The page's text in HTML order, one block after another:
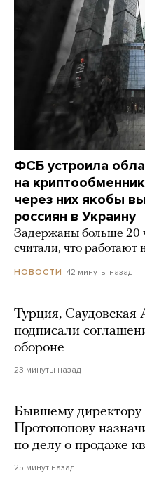
ФСБ устроила
на
через них якобы
россиян в Украину
Задержаны больше 20
считали, что
НОВОСТИ 42 минуты назад
Турция, Саудовская
подписали
обороне
23 минуты назад
Бывшему
Протопопову
по делу о продаже
25 минут назад